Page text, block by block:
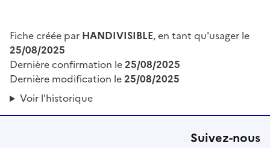
Fiche créée par HANDIVISIBLE, en tant qu'usager le
25/08/2025
Dernière confirmation le25/08/2025
Dernière modification le25/08/2025
Voir l'historique
Suivez-nous